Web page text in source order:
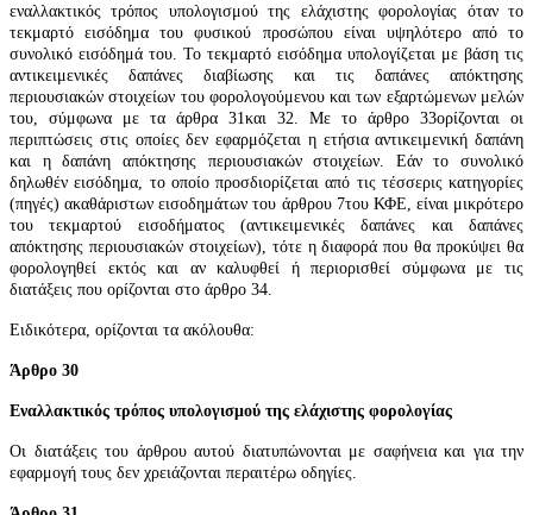
εναλλακτικός τρόπος υπολογισμού της ελάχιστης φορολογίας όταν το
τεκμαρτό εισόδημα του φυσικού προσώπου είναι υψηλότερο από το
συνολικό εισόδημά του. Το τεκμαρτό εισόδημα υπολογίζεται με βάση τις
αντικειμενικές δαπάνες διαβίωσης και τις δαπάνες απόκτησης
περιουσιακών στοιχείων του φορολογούμενου και των εξαρτώμενων μελών
του, σύμφωνα με τα άρθρα 31και 32 . Με το άρθρο 33ορίζονται οι
περιπτώσεις στις οποίες δεν εφαρμόζεται η ετήσια αντικειμενική δαπάνη
και η δαπάνη απόκτησης περιουσιακών στοιχείων. Εάν το συνολικό
δηλωθέν εισόδημα, το οποίο προσδιορίζεται από τις τέσσερις κατηγορίες
(πηγές) ακαθάριστων εισοδημάτων του άρθρου 7του ΚΦΕ, είναι μικρότερο
του τεκμαρτού εισοδήματος (αντικειμενικές δαπάνες και δαπάνες
απόκτησης περιουσιακών στοιχείων), τότε η διαφορά που θα προκύψει θα
φορολογηθεί εκτός και αν καλυφθεί ή περιορισθεί σύμφωνα με τις
διατάξεις που ορίζονται στο άρθρο 34
Ειδικότερα, ορίζονται τα ακόλουθα:
Άρθρο 30
Εναλλακτικός τρόπος υπολογισμού της ελάχιστης φορολογίας
Οι διατάξεις του άρθρου αυτού διατυπώνονται με σαφήνεια και για την
εφαρμογή τους δεν χρειάζονται περαιτέρω οδηγίες.